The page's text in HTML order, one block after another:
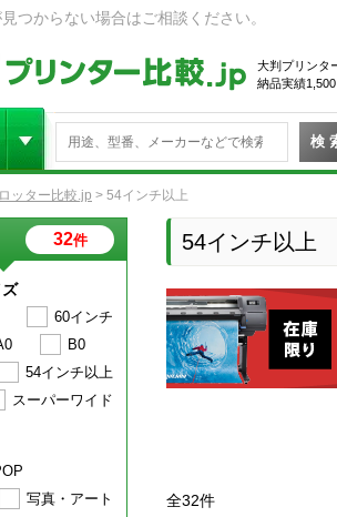
つからない場合はご相談ください。
大判プリンタ
納品実績1,500
検
ッター比較.jp > 54インチ以上
32件
60インチ
B0
54インチ以上
スーパーワイド
写真・アート
54インチ以上
全32件